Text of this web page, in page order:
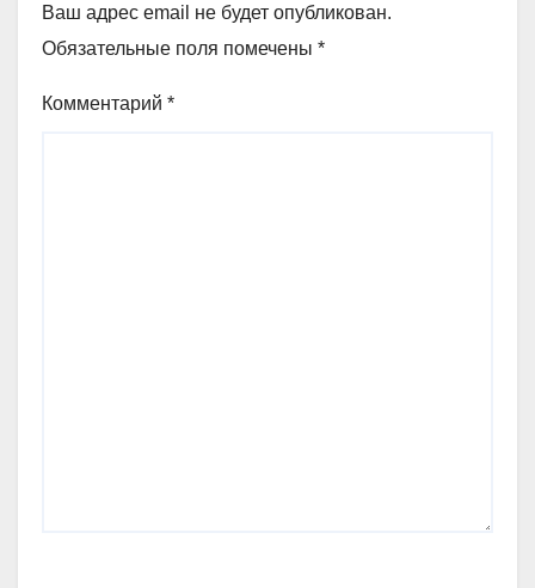
Ваш адрес email не будет опубликован.
Обязательные поля помечены *
Комментарий *